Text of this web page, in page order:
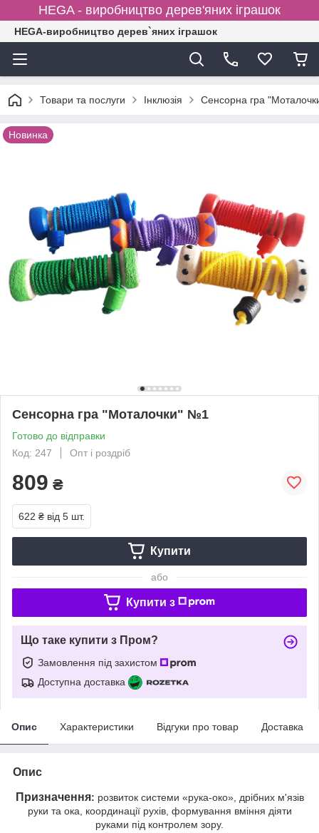
HEGA - виробництво дерев'яних іграшок
HEGA-виробництво дерев`яних іграшок
Товари та послуги Інклюзія Сенсорна гра
Новинка
Сенсорна гра "Моталочки" №1
Готово до відправки
Код: 247
Опт і роздріб
809 ₴
622 ₴ від 5 шт.
Купити
або
Купити з
Що таке купити з Пром?
Замовлення під захистом
Доступна доставка
Опис Характеристики Відгуки про товар Доставка
Опис
Призначення: розвиток системи «рука-око», дрібних м'язів
руки та ока, координації рухів, формування вміння діяти
руками під контролем зору.